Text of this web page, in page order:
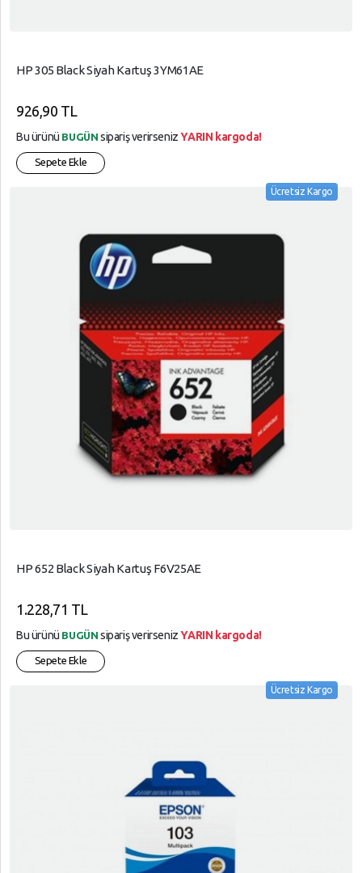
HP 305 Black Siyah Kartuş 3YM61AE
926,90 TL
Bu ürünü BUGÜN sipariş verirsenizYARIN kargoda!
Sepete Ekle
Ücretsiz Kargo
HP 652 Black Siyah Kartuş F6V25AE
1.228,71 TL
Bu ürünü BUGÜN sipariş verirsenizYARIN kargoda!
Sepete Ekle
Ücretsiz Kargo